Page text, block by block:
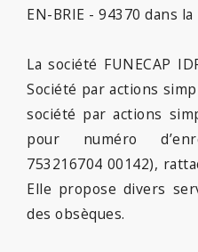
EN-BRIE - 94370 dans
La société FUNECAP
Société par actions
société par actions
pour numéro
753216704 00142),
Elle propose divers
des obsèques.